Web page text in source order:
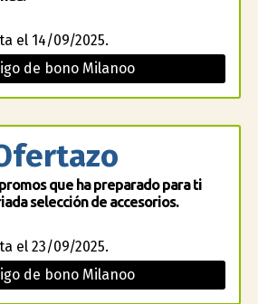
el 14/09/2025.
de bono Milanoo
que ha preparado para ti
selección de accesorios.
el 23/09/2025.
de bono Milanoo